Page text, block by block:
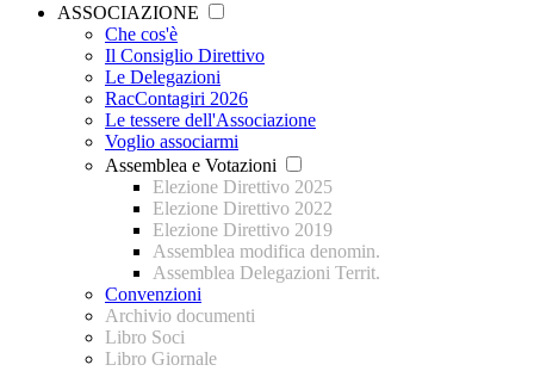
ASSOCIAZIONE
Che cos'è
Il Consiglio Direttivo
Le Delegazioni
RacContagiri 2026
Le tessere dell'Associazione
Voglio associarmi
Assemblea e Votazioni
Elezione Direttivo 2025
Elezione Direttivo 2022
Elezione Direttivo 2019
Assemblea modifica denomin.
Assemblea Delegazioni Territ.
Convenzioni
Archivio documenti
Libro Soci
Libro Giornale